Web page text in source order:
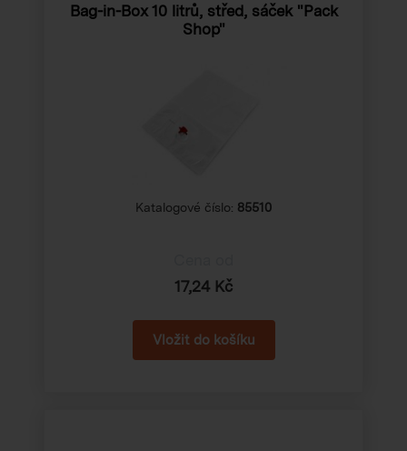
Bag-in-Box 10 litrů, střed, sáček "Pack
Shop"
Katalogové číslo: 85510
17,24 Kč